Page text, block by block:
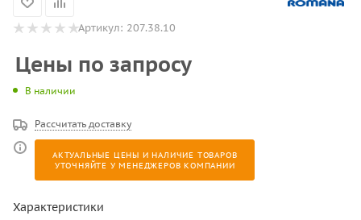
Артикул: 207.38.10
Цены по запросу
В наличии
Рассчитать доставку
АКТУАЛЬНЫЕ ЦЕНЫ И НАЛИЧИЕ ТОВАРОВ
УТОЧНЯЙТЕ У МЕНЕДЖЕРОВ КОМПАНИИ
Характеристики